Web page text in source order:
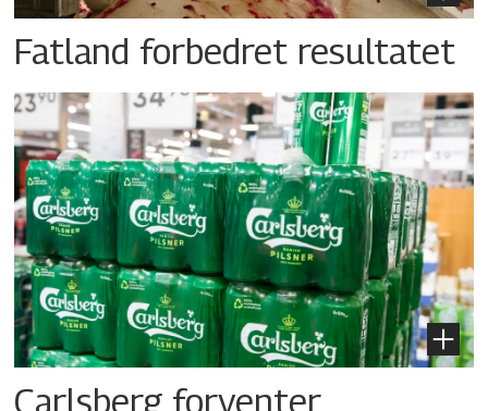
Fatland forbedret resultatet
Carlsberg forventer